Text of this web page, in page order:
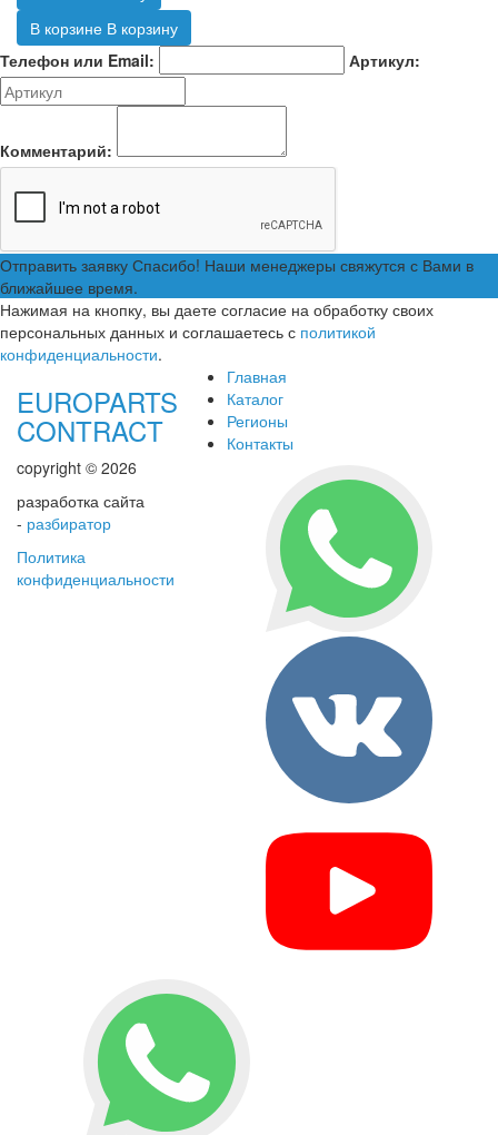
В корзине В корзину
Телефон или Email:
Артикул:
Комментарий:
Отправить заявку Спасибо! Наши менеджеры свяжутся с Вами в
ближайшее время.
Нажимая на кнопку, вы даете согласие на обработку своих
персональных данных и соглашаетесь с политикой
конфиденциальности.
EUROPARTS
CONTRACT
copyright © 2026
разработка сайта
- разбиратор
Политика
конфиденциальности
Главная
Каталог
Регионы
Контакты